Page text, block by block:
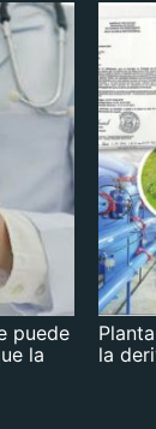
puede
la
la